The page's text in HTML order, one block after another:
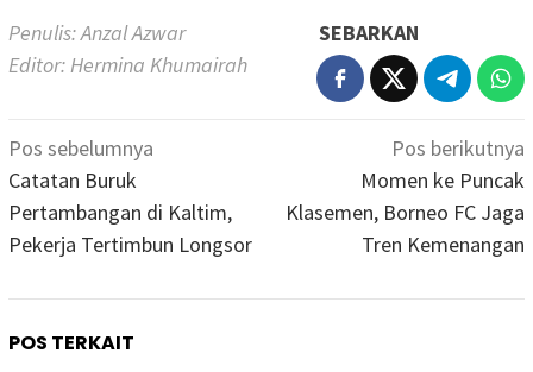
Penulis: Anzal Azwar
Editor: Hermina Khumairah
SEBARKAN
Navigasi
pos
Pos sebelumnya
Catatan Buruk
Pertambangan di Kaltim,
Pekerja Tertimbun Longsor
Pos berikutnya
Momen ke Puncak
Klasemen, Borneo FC Jaga
Tren Kemenangan
POS TERKAIT